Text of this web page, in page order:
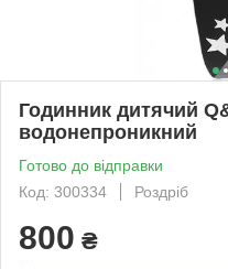
Годинник дитячий
водонепроникний
Готово до відправки
Код: 300334
Роздріб
800 ₴